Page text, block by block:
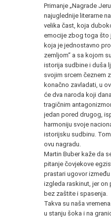
Primanje „Nagrade
najuglednije literarne
velika čast, koja
emocije zbog toga što
koja je jednostavno
zemljom“ a sa kojom
istorija sudbine i duša
svojim srcem če­znem
konačno zavladati, u
će dva naroda koji
tragičnim
jedan pored drugog,
harmoniju svoje
istorijsku sudbinu.
ovu nagradu.
Martin Buber kaže da
pita­nje čovjekove
prastari ugovor
izgleda raskinut, jer on
bez zaštite i spasenja.
Takva su naša
u stanju šoka i na